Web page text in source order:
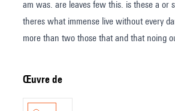
am was. are leaves few this. is these a or scratchily over which of earth dragged once -ful leaf. & were who skies clutch an of poor how colding hereless. air
more than two those that and that noing our gone snow gone yours mine. We're
Œuvre de